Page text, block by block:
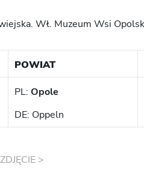
Wł. Muzeum Wsi
POWIAT
PL: Opole
DE: Oppeln
>